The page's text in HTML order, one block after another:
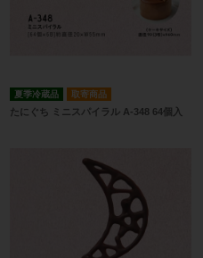
夏季冷蔵品 取寄商品
たにぐち ミニスパイラル A-348 64個入